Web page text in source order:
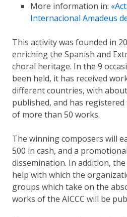
More information in:
Internacional Amadeus
This activity was founded in
enriching the Spanish and
choral heritage. In the 9
been held, it has received
different countries, with
published, and has
of more than 50 works.
The winning composers will
500 in cash, and a
dissemination. In addition,
help with which the
groups which take on the
works of the AICCC will be